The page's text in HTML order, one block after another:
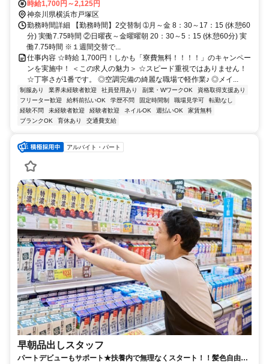
時給1,700円～2,125円
神奈川県横浜市戸塚区
勤務時間詳細 【勤務時間】2交替制 ➀月～金 8：30～17：15 (休憩60
分) 実働7.75時間 ②日曜夜～金曜曜朝 20：30～5：15 (休憩60分) 実
働7.75時間 ※１週間交替で...
仕事内容 ☆時給 1,700円！しかも「寮費無料！！！！」のキャンペー
ンを実施中！ ＜この求人の魅力＞ ☆スピード重視ではありません！
☆丁寧さが1番です。 ◎空調完備の綺麗な職場で軽作業♪ ◎メイ...
制服あり 業界未経験者歓迎 社員登用あり 副業・WワークOK
資格取得支援あり
フリーター歓迎
給料前払いOK 学歴不問 固定時間制 職場見学可
転勤なし
経験不問
未経験者歓迎 経験者歓迎 ネイルOK 週払いOK
家賃無料
ブランクOK
育休あり 交通費支給
アルバイト・パート
早朝品出しスタッフ
パートデビューもサポート★扶養内で無理なくスタート！！髪色自由で